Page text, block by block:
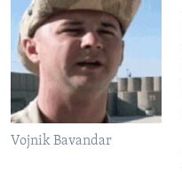
Vojnik Bavandar